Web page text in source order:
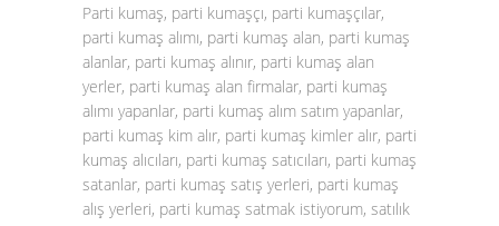
Parti kumaş, parti kumaşçı, parti kumaşçılar,
parti kumaş alımı, parti kumaş alan, parti kumaş
alanlar, parti kumaş alınır, parti kumaş alan
yerler, parti kumaş alan firmalar, parti kumaş
alımı yapanlar, parti kumaş alım satım yapanlar,
parti kumaş kim alır, parti kumaş kimler alır, parti
kumaş alıcıları, parti kumaş satıcıları, parti kumaş
satanlar, parti kumaş satış yerleri, parti kumaş
alış yerleri, parti kumaş satmak istiyorum, satılık